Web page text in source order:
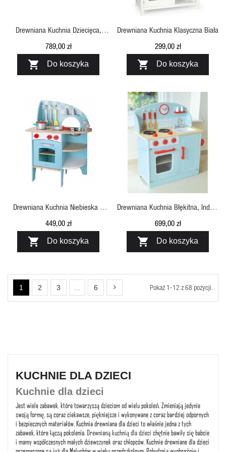
Drewniana Kuchnia Dziecięca,
Szara Flexa
789,00 zł
 Do koszyka
Drewniana Kuchnia Klasyczna Biała
299,00 zł
 Do koszyka
SZYBKI PODGLĄD
Drewniana Kuchnia Niebieska Z
Akcesoriami, Classic World
449,00 zł
 Do koszyka
SZYBKI PODGLĄD
Drewniana Kuchnia Błękitna, Indigo
Jamm
699,00 zł
 Do koszyka
1 2 3 6 Pokaż 1-12 z 68 pozycji.
KUCHNIE DLA DZIECI
Kuchnie dla dzieci
Jest wiele zabawek, które towarzyszą dzieciom od wielu pokoleń. Zmieniają jedynie
swoją formę, są coraz ciekawsze, piękniejsze i wykonywane z coraz bardziej odpornych
i bezpiecznych materiałów. Kuchnia drewniana dla dzieci to właśnie jedna z tych
zabawek, które łączą pokolenia. Drewnianą kuchnią dla dzieci chętnie bawiły się babcie
i mamy współczesnych małych dziewczynek oraz chłopców. Kuchnie drewniane dla dzieci